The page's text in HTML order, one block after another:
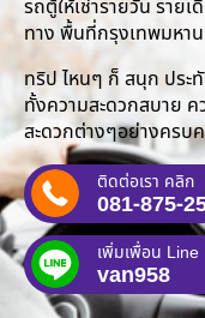
รถตู้ให้เช่ารายวัน ราย
ทาง พื้นที่กรุงเทพมหา
ทริป ไหนๆ ก็ สนุก ประทั
ทั้งความสะดวกสบาย
สะดวกต่างๆอย่างครบ
ติดต่อเรา คลิก
081-875-
เพิ่มเพื่อน
van958